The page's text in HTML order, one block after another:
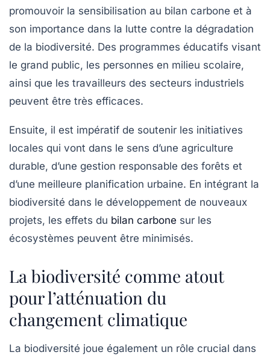
promouvoir la sensibilisation au bilan carbone et à
son importance dans la lutte contre la dégradation
de la biodiversité. Des programmes éducatifs visant
le grand public, les personnes en milieu scolaire,
ainsi que les travailleurs des secteurs industriels
peuvent être très efficaces.
Ensuite, il est impératif de soutenir les initiatives
locales qui vont dans le sens d’une agriculture
durable, d’une gestion responsable des forêts et
d’une meilleure planification urbaine. En intégrant la
biodiversité dans le développement de nouveaux
projets, les effets du bilan carbone sur les
écosystèmes peuvent être minimisés.
La biodiversité comme atout
pour l’atténuation du
changement climatique
La biodiversité joue également un rôle crucial dans